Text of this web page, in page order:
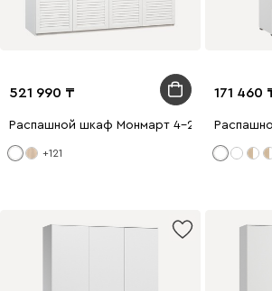
521 990
Распашной шкаф Монмарт 4-200x240
+121
171 460